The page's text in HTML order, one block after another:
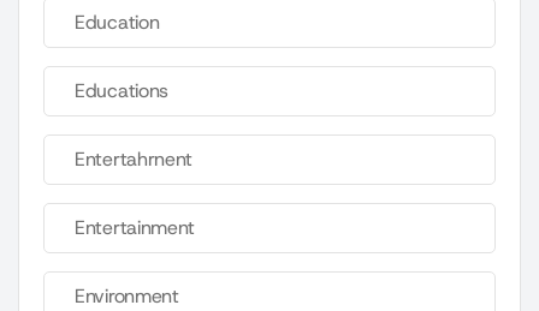
Education
Educations
Entertahrnent
Entertainment
Environment